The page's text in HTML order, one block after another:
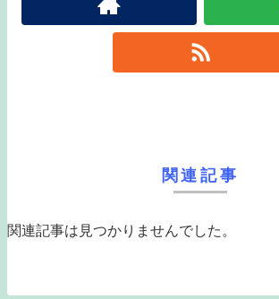
関連記事
関連記事は見つかりませんでした。